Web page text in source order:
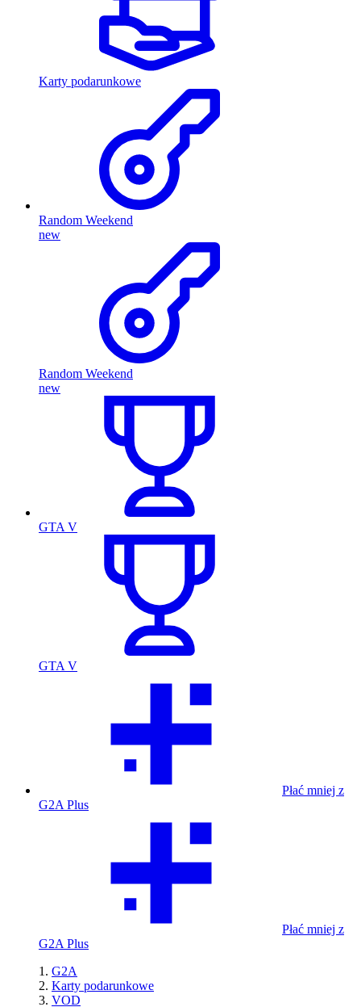
Karty podarunkowe
Random Weekend
new
Random Weekend
new
GTA V
GTA V
Płać mniej z
G2A Plus
Płać mniej z
G2A Plus
G2A
Karty podarunkowe
VOD